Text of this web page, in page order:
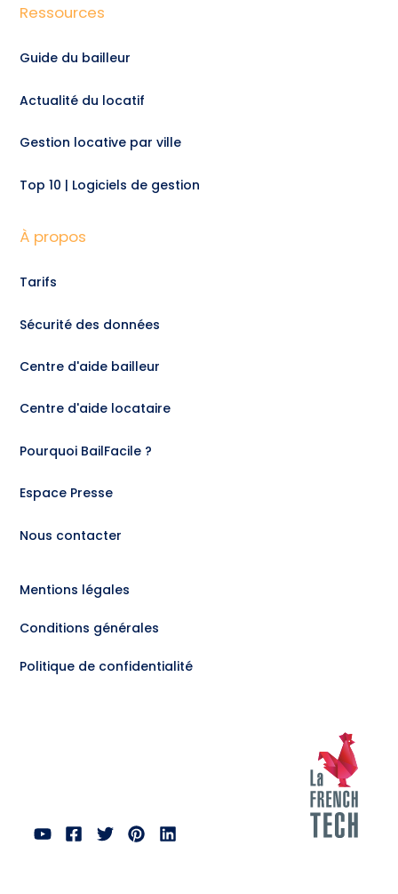
Ressources
Guide du bailleur
Actualité du locatif
Gestion locative par ville
Top 10 | Logiciels de gestion
À propos
Tarifs
Sécurité des données
Centre d'aide bailleur
Centre d'aide locataire
Pourquoi BailFacile ?
Espace Presse
Nous contacter
Mentions légales
Conditions générales
Politique de confidentialité